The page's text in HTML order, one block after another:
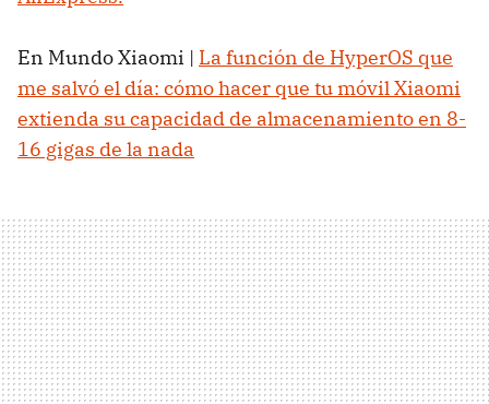
En Mundo Xiaomi | La función de HyperOS que
me salvó el día: cómo hacer que tu móvil Xiaomi
extienda su capacidad de almacenamiento en 8-
16 gigas de la nada